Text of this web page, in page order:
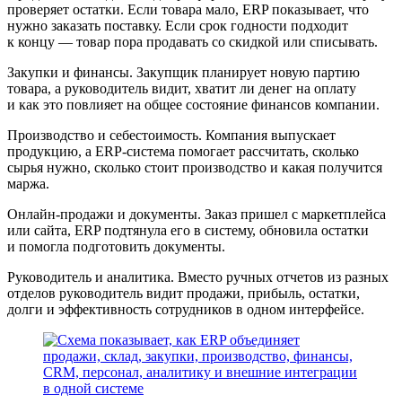
проверяет остатки. Если товара мало, ERP показывает, что
нужно заказать поставку. Если срок годности подходит
к концу — товар пора продавать со скидкой или списывать.
Закупки и финансы. Закупщик планирует новую партию
товара, а руководитель видит, хватит ли денег на оплату
и как это повлияет на общее состояние финансов компании.
Производство и себестоимость. Компания выпускает
продукцию, а ERP-система помогает рассчитать, сколько
сырья нужно, сколько стоит производство и какая получится
маржа.
Онлайн-продажи и документы. Заказ пришел с маркетплейса
или сайта, ERP подтянула его в систему, обновила остатки
и помогла подготовить документы.
Руководитель и аналитика. Вместо ручных отчетов из разных
отделов руководитель видит продажи, прибыль, остатки,
долги и эффективность сотрудников в одном интерфейсе.